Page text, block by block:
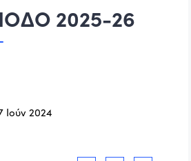
2025-26
Ιούν 2024